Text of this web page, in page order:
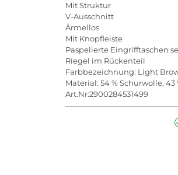
Mit Struktur
V-Ausschnitt
Ärmellos
Mit Knopfleiste
Paspelierte Eingrifftaschen
Riegel im Rückenteil
Farbbezeichnung: Light
Material: 54 % Schurwolle, 43
Art.Nr:2900284531499